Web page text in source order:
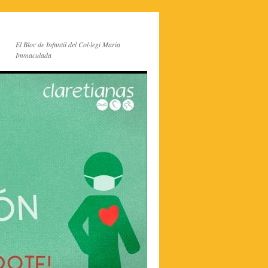
El Bloc de Infantil del Col·legi Maria
Immaculada